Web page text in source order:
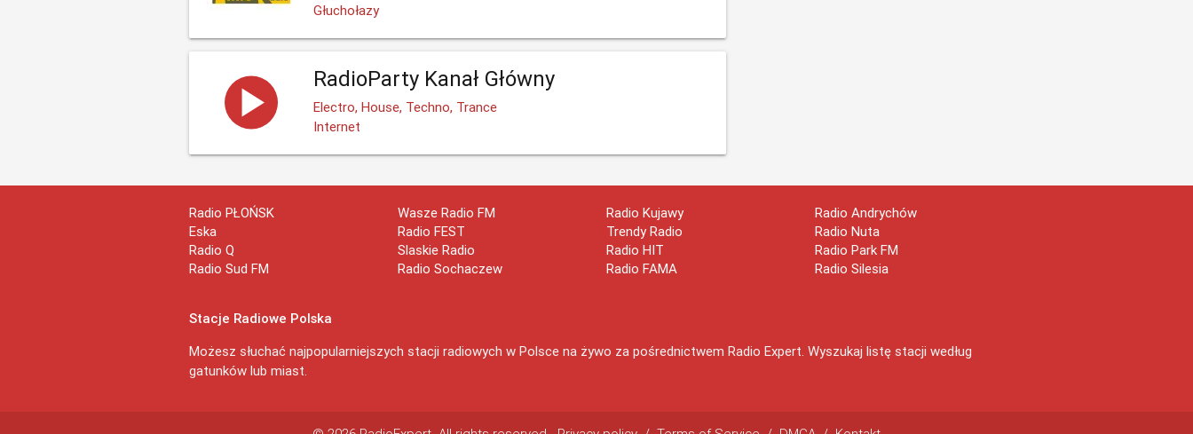
Głuchołazy
RadioParty Kanał Główny
Electro, House, Techno, Trance
Internet
Radio PŁOŃSK
Eska
Radio Q
Radio Sud FM
Wasze Radio FM
Radio FEST
Slaskie Radio
Radio Sochaczew
Radio Kujawy
Trendy Radio
Radio HIT
Radio FAMA
Radio Andrychów
Radio Nuta
Radio Park FM
Radio Silesia
Stacje Radiowe Polska
Możesz słuchać najpopularniejszych stacji radiowych w Polsce na żywo za pośrednictwem Radio Expert. Wyszukaj listę stacji według
gatunków lub miast.